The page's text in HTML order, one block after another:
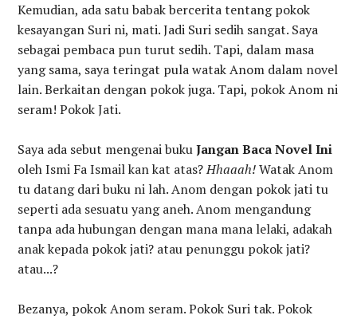
Kemudian, ada satu babak bercerita tentang pokok
kesayangan Suri ni, mati. Jadi Suri sedih sangat. Saya
sebagai pembaca pun turut sedih. Tapi, dalam masa
yang sama, saya teringat pula watak Anom dalam novel
lain. Berkaitan dengan pokok juga. Tapi, pokok Anom ni
seram! Pokok Jati.
Saya ada sebut mengenai bukuJangan Baca Novel Ini
oleh Ismi Fa Ismail kan kat atas?Hhaaah!Watak Anom
tu datang dari buku ni lah. Anom dengan pokok jati tu
seperti ada sesuatu yang aneh. Anom mengandung
tanpa ada hubungan dengan mana mana lelaki, adakah
anak kepada pokok jati? atau penunggu pokok jati?
atau...?
Bezanya, pokok Anom seram. Pokok Suri tak. Pokok